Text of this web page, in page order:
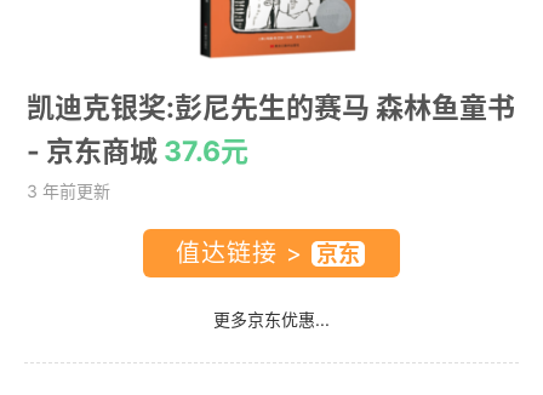
凯迪克银奖:彭尼先生的赛马 森林鱼童书
- 京东商城 37.6元
3 年前更新
值达链接 >
更多京东优惠...